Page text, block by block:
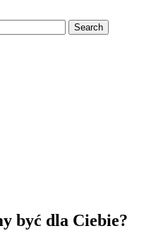
Search
być dla Ciebie?